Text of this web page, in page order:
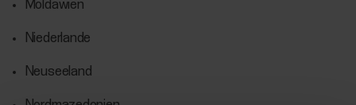
Moldawien
Niederlande
Neuseeland